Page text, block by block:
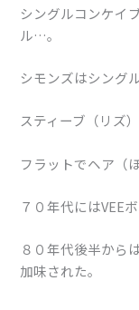
シングルコンケイ
ル…。
シモンズはシング
スティーブ（リズ）
フラットでヘア（
７０年代にはVEE
８０年代後半から
加味された。